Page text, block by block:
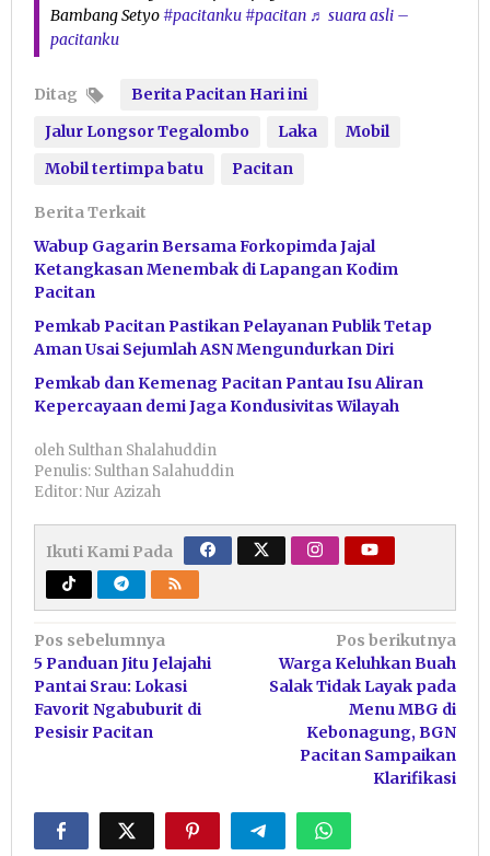
Bambang Setyo#pacitanku#pacitan ♬ suara asli –
pacitanku
Ditag
Berita Pacitan Hari ini
Jalur Longsor Tegalombo
Laka
Mobil
Mobil tertimpa batu
Pacitan
Berita Terkait
Wabup Gagarin Bersama Forkopimda Jajal
Ketangkasan Menembak di Lapangan Kodim
Pacitan
Pemkab Pacitan Pastikan Pelayanan Publik Tetap
Aman Usai Sejumlah ASN Mengundurkan Diri
Pemkab dan Kemenag Pacitan Pantau Isu Aliran
Kepercayaan demi Jaga Kondusivitas Wilayah
oleh Sulthan Shalahuddin
Penulis: Sulthan Salahuddin
Editor: Nur Azizah
Ikuti Kami Pada
Navigasi
pos
Pos sebelumnya
5 Panduan Jitu Jelajahi
Pantai Srau: Lokasi
Favorit Ngabuburit di
Pesisir Pacitan
Pos berikutnya
Warga Keluhkan Buah
Salak Tidak Layak pada
Menu MBG di
Kebonagung, BGN
Pacitan Sampaikan
Klarifikasi